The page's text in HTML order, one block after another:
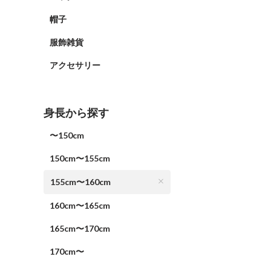
帽子
服飾雑貨
アクセサリー
身長から探す
〜150cm
150cm〜155cm
155cm〜160cm
160cm〜165cm
165cm〜170cm
170cm〜